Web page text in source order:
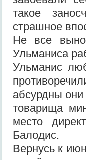
такое
страшное
Не все
Ульманиса
Ульманис
абсурдны
товарища
место
Балодис.
Вернусь к